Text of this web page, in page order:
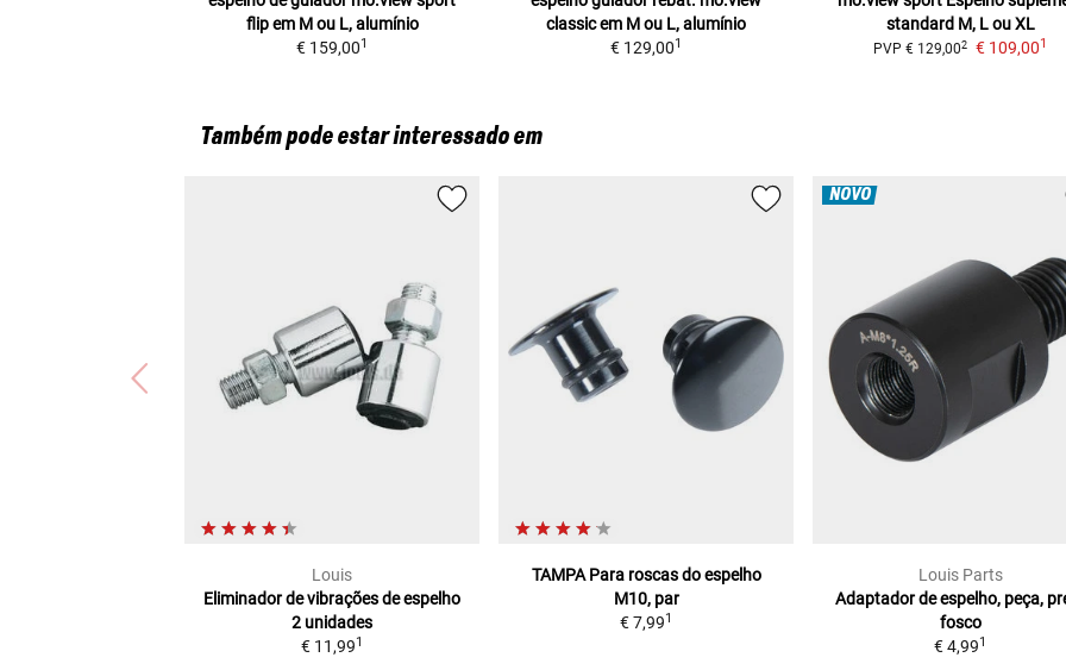
flip em M ou L, alumínio
€ 159,001
classicem M ou L, alumínio
€ 129,001
standard M, L ou XL
PVP € 129,002 € 109,001
Também pode estar interessado em
Louis
Eliminador de vibrações de espelho
2 unidades
€ 11,991
TAMPA Para roscas do espelho
M10, par
€ 7,991
NOVO
Louis Parts
Adaptador de espelho, peça,
fosco
€ 4,991